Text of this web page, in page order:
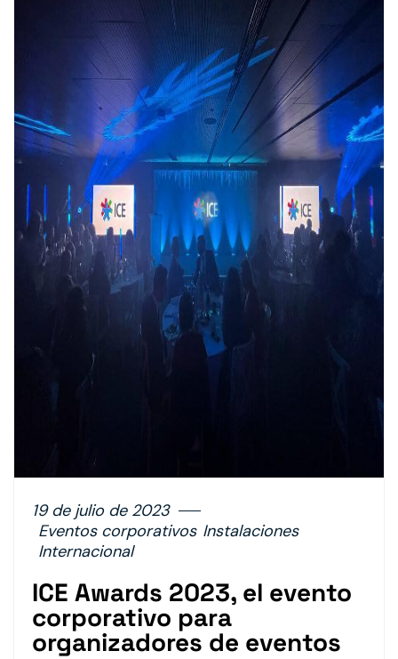
19 de julio de 2023
Eventos corporativos Instalaciones
Internacional
ICE Awards 2023, el evento
corporativo para
organizadores de eventos